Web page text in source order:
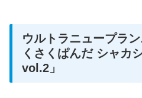
ウルトラニュープラ
くさくぱんだ シャカ
vol.2」